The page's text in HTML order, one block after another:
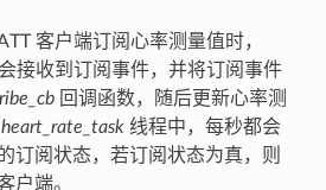
客户端订阅心率测量值时，
接收到订阅事件，并将订阅事件
回调函数，随后更新心率测
heart_rate_task线程中，每秒都会
订阅状态，若订阅状态为真，则
户端。